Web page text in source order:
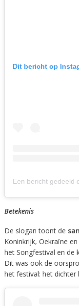
Dit bericht op
Betekenis
De slogan toont de
Koninkrijk, Oekraïne
het Songfestival en de
Dit was ook de
het festival: het dichter